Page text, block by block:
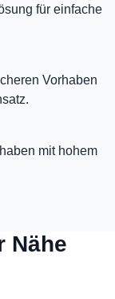
für einfache
Vorhaben
mit hohem
Nähe